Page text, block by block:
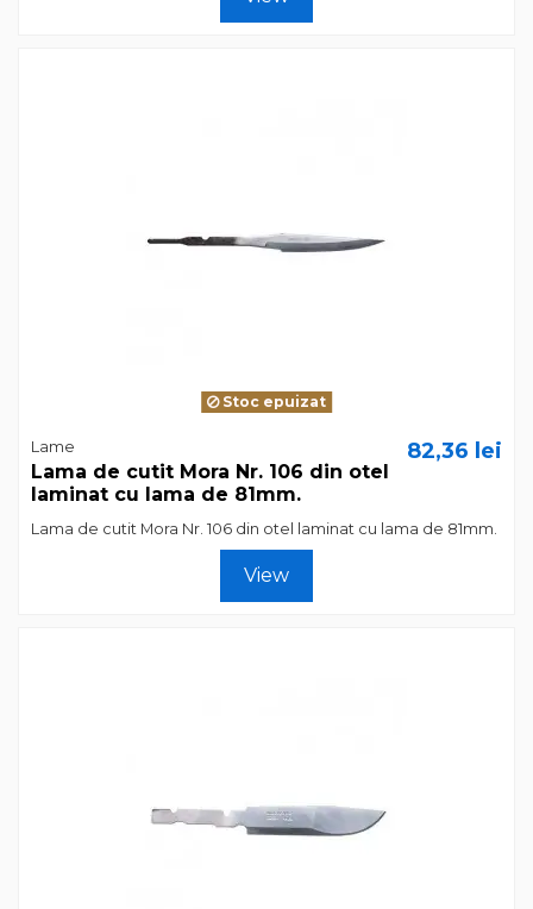
Stoc epuizat
Lame
Lama de cutit Mora Nr. 106 din otel
laminat cu lama de 81mm.
82,36 lei
Lama de cutit Mora Nr. 106 din otel laminat cu lama de 81mm.
View